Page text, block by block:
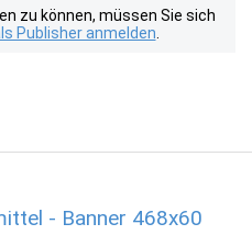
zu können, müssen Sie sich
Publisher anmelden
- Banner 468x60